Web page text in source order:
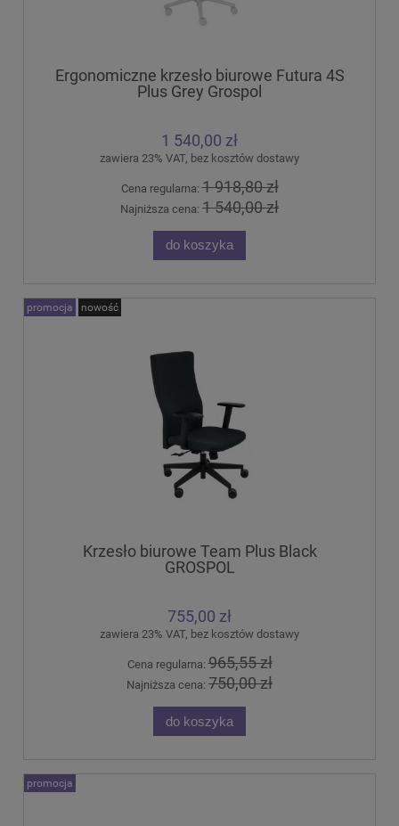
Ergonomiczne krzesło biurowe Futura 4S
Plus Grey Grospol
1 540,00 zł
zawiera 23% VAT, bez kosztów dostawy
Cena regularna:1 918,80 zł
Najniższa cena: 1 540,00 zł
do koszyka
Krzesło biurowe Team Plus Black
GROSPOL
755,00 zł
zawiera 23% VAT, bez kosztów dostawy
Cena regularna:965,55 zł
Najniższa cena: 750,00 zł
do koszyka
promocja nowość
promocja